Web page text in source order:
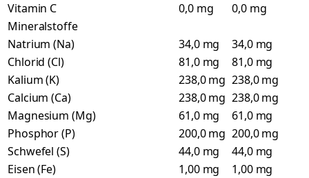
Vitamin C
0,0 mg
0,0 mg
Mineralstoffe
Natrium (Na)
34,0 mg
34,0 mg
Chlorid (Cl)
81,0 mg
81,0 mg
Kalium (K)
238,0 mg 238,0 mg
Calcium (Ca)
238,0 mg 238,0 mg
Magnesium (Mg)
61,0 mg
61,0 mg
Phosphor (P)
200,0 mg 200,0 mg
Schwefel (S)
44,0 mg
44,0 mg
Eisen (Fe)
1,00 mg
1,00 mg